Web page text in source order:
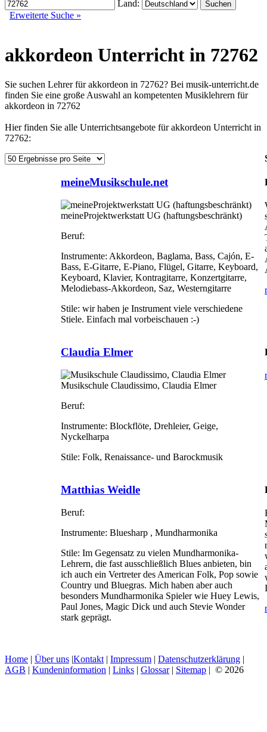
Land:
Erweiterte Suche »
akkordeon Unterricht in 72762
Sie suchen Lehrer für akkordeon in 72762? Bei musik-unterricht.de
finden Sie eine große Auswahl an kompetenten Musiklehrern für
akkordeon in 72762
Hier finden Sie alle Unterrichtsangebote für akkordeon Unterricht in
72762:
meineMusikschule.net
meineProjektwerkstatt UG (haftungsbeschränkt)
Beruf:
Instrumente: Akkordeon, Baglama, Bass, Cajón, E-
Bass, E-Gitarre, E-Piano, Flügel, Gitarre, Keyboard,
Keyboard, Klavier, Kontragitarre, Konzertgitarre,
Melodiebass-Akkordeon, Saz, Westerngitarre
Stile: wir haben je Instrument viele verschiedene
Stiele. Einfach mal vorbeischauen :-)
Claudia Elmer
Musikschule Claudissimo, Claudia Elmer
Beruf:
Instrumente: Blockflöte, Drehleier, Geige,
Nyckelharpa
Stile: Folk, Renaissance- und Barockmusik
Matthias Weidle
Beruf:
Instrumente: Bluesharp , Mundharmonika
Stile: Im Gegensatz zu vielen Mundharmonika-
Lehrern, die fast ausschließlich Blues anbieten, bin
ich auch ein Vertreter des American Folk, Pop sowie
Country und Bluegras. Mich haben aber auch
besonders Mundharmonika Spieler wie Huey Lewis,
Paul Jones, Magic Dick und auch Stevie Wonder
stark geprägt.
Home | Über uns |Kontakt | Impressum | Datenschutzerklärung |
AGB | Kundeninformation | Links | Glossar| Sitemap | © 2026